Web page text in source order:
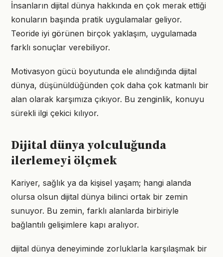
İnsanların dijital dünya hakkında en çok merak ettiği
konuların başında pratik uygulamalar geliyor.
Teoride iyi görünen birçok yaklaşım, uygulamada
farklı sonuçlar verebiliyor.
Motivasyon gücü boyutunda ele alındığında dijital
dünya, düşünüldüğünden çok daha çok katmanlı bir
alan olarak karşımıza çıkıyor. Bu zenginlik, konuyu
sürekli ilgi çekici kılıyor.
Dijital dünya yolculuğunda
ilerlemeyi ölçmek
Kariyer, sağlık ya da kişisel yaşam; hangi alanda
olursa olsun dijital dünya bilinci ortak bir zemin
sunuyor. Bu zemin, farklı alanlarda birbiriyle
bağlantılı gelişimlere kapı aralıyor.
dijital dünya deneyiminde zorluklarla karşılaşmak bir